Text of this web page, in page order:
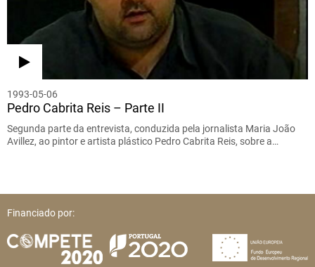
1993-05-06
Pedro Cabrita Reis – Parte II
Segunda parte da entrevista, conduzida pela jornalista Maria João
Avillez, ao pintor e artista plástico Pedro Cabrita Reis, sobre a…
Financiado por: